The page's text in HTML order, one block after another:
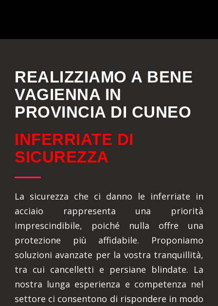
REALIZZIAMO A BENE
VAGIENNA IN
PROVINCIA DI CUNEO
INFERRIATE DI
SICUREZZA
La sicurezza che ci danno le inferriate in
acciaio rappresenta una priorità
imprescindibile, poiché nulla offre una
protezione più affidabile. Proponiamo
soluzioni avanzate per la vostra tranquillità,
tra cui cancelletti e persiane blindate. La
nostra lunga esperienza e competenza nel
settore ci consentono di rispondere in modo